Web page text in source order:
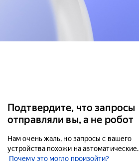
Подтвердите, что запросы
отправляли вы, а не робот
Нам очень жаль, но запросы с вашего
устройства похожи на автоматические.
Почему это могло произойти?